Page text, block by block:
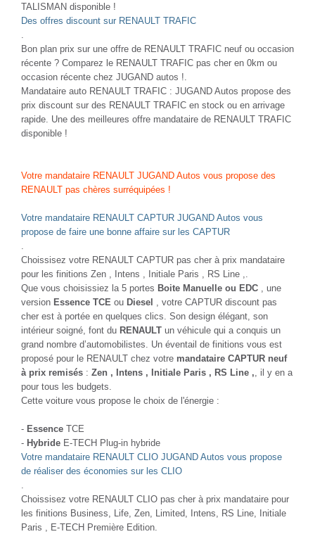
TALISMAN disponible !
Des offres discount sur RENAULT TRAFIC
.
Bon plan prix sur une offre de RENAULT TRAFIC neuf ou occasion
récente ? Comparez le RENAULT TRAFIC pas cher en 0km ou
occasion récente chez JUGAND autos !.
Mandataire auto RENAULT TRAFIC : JUGAND Autos propose des
prix discount sur des RENAULT TRAFIC en stock ou en arrivage
rapide. Une des meilleures offre mandataire de RENAULT TRAFIC
disponible !
Votre mandataire RENAULT JUGAND Autos vous propose des
RENAULT pas chères surréquipées !
Votre mandataire RENAULT CAPTUR JUGAND Autos vous
propose de faire une bonne affaire sur les CAPTUR
.
Choissisez votre RENAULT CAPTUR pas cher à prix mandataire
pour les finitions Zen , Intens , Initiale Paris , RS Line ,.
Que vous choisissiez la 5 portes Boite Manuelle ou EDC , une
version Essence TCE ou Diesel , votre CAPTUR discount pas
cher est à portée en quelques clics. Son design élégant, son
intérieur soigné, font du RENAULT un véhicule qui a conquis un
grand nombre d’automobilistes. Un éventail de finitions vous est
proposé pour le RENAULT chez votre mandataire CAPTUR neuf
à prix remisés : Zen , Intens , Initiale Paris , RS Line ,, il y en a
pour tous les budgets.
Cette voiture vous propose le choix de l'énergie :
- Essence TCE
- Hybride E-TECH Plug-in hybride
Votre mandataire RENAULT CLIO JUGAND Autos vous propose
de réaliser des économies sur les CLIO
.
Choissisez votre RENAULT CLIO pas cher à prix mandataire pour
les finitions Business, Life, Zen, Limited, Intens, RS Line, Initiale
Paris , E-TECH Première Edition.